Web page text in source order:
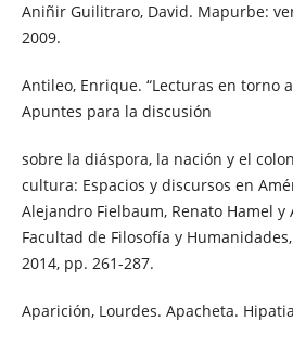
Aniñir Guilitraro, David. Mapurbe:
2009.
Antileo, Enrique. “Lecturas en torno
Apuntes para la discusión
sobre la diáspora, la nación y el
cultura: Espacios y discursos en
Alejandro Fielbaum, Renato Hamel y
Facultad de Filosofía y
2014, pp. 261-287.
Aparición, Lourdes. Apacheta.